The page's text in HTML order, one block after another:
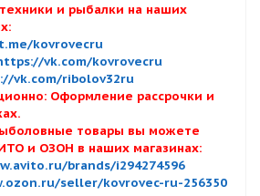
и рыбалки на наших
kovrovecru
vk.com/kovrovecru
vk.com/ribolov32ru
Оформление рассрочки и
товары вы можете
и ОЗОН в наших магазинах:
brands/i294274596
seller/kovrovec-ru-256350